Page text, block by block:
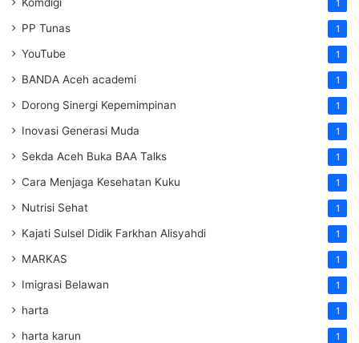
1
PP Tunas 1
YouTube 1
BANDA Aceh academi 1
Dorong Sinergi Kepemimpinan 1
Inovasi Generasi Muda 1
Sekda Aceh Buka BAA Talks 1
Cara Menjaga Kesehatan Kuku 1
Nutrisi Sehat 1
Kajati Sulsel Didik Farkhan Alisyahdi 1
MARKAS 1
Imigrasi Belawan 1
harta 1
harta karun 1